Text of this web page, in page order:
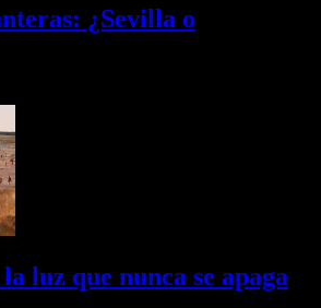
¿Sevilla o
luz que nunca se apaga